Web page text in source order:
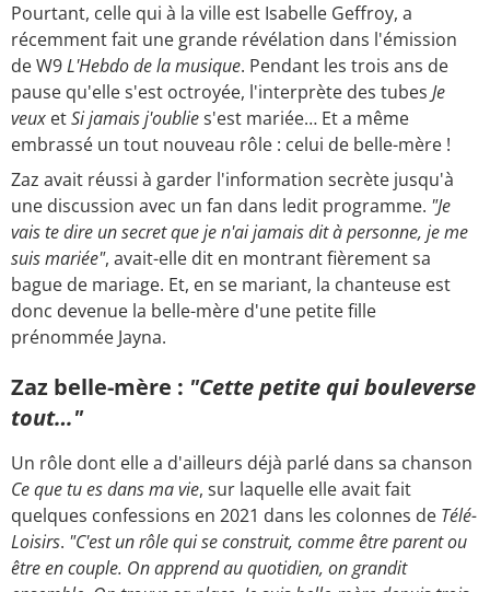
Pourtant, celle qui à la ville est Isabelle Geffroy, a
récemment fait une grande révélation dans l'émission
de W9L'Hebdo de la musique. Pendant les trois ans de
pause qu'elle s'est octroyée, l'interprète des tubes Je
veux etSi jamais j'oublies'est mariée… Et a même
embrassé un tout nouveau rôle : celui de belle-mère !
Zaz avait réussi à garder l'information secrète jusqu'à
une discussion avec un fan dans ledit programme. "Je
vais te dire un secret que je n'ai jamais dit à personne, je me
suis mariée", avait-elle dit en montrant fièrement sa
bague de mariage. Et, en se mariant, la chanteuse est
donc devenue la belle-mère d'une petite fille
prénommée Jayna.
Zaz belle-mère : "Cette petite qui bouleverse
tout…"
Un rôle dont elle a d'ailleurs déjà parlé dans sa chanson
Ce que tu es dans ma vie, sur laquelle elle avait fait
quelques confessions en 2021 dans les colonnes de Télé-
Loisirs. "C'est un rôle qui se construit, comme être parent ou
être en couple. On apprend au quotidien, on grandit